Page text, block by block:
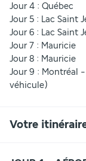
Jour 4 : Québec
Jour 5 : Lac Saint
Jour 6 : Lac Saint
Jour 7 : Mauricie
Jour 8 : Mauricie
Jour 9 : Montréal
véhicule)
Votre